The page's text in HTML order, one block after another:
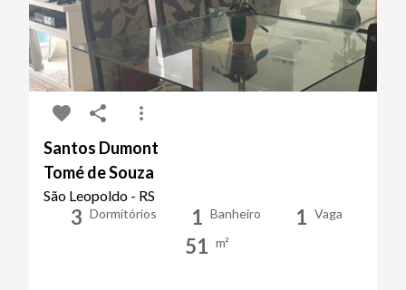
Santos Dumont
Tomé de Souza
São Leopoldo - RS
3 Dormitórios 1 Banheiro 1 Vaga
51 m²